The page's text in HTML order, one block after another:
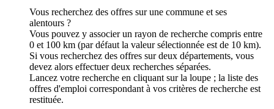
Vous recherchez des offres sur une commune et ses
alentours ?
Vous pouvez y associer un rayon de recherche compris entre
0 et 100 km (par défaut la valeur sélectionnée est de 10 km).
Si vous recherchez des offres sur deux départements, vous
devez alors effectuer deux recherches séparées.
Lancez votre recherche en cliquant sur la loupe ; la liste des
offres d'emploi correspondant à vos critères de recherche est
restituée.